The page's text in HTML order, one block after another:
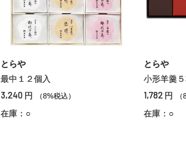
とらや
最中１２個入
3,240 円 （8%税込）
在庫：○
とらや
小形羊羹５
1,782 円
在庫：○